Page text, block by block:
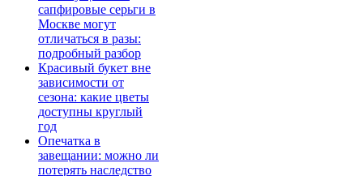
сапфировые серьги в
Москве могут
отличаться в разы:
подробный разбор
Красивый букет вне
зависимости от
сезона: какие цветы
доступны круглый
год
Опечатка в
завещании: можно ли
потерять наследство